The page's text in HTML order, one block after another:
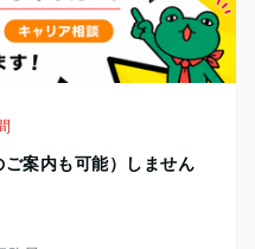
ご案内も可能）しません